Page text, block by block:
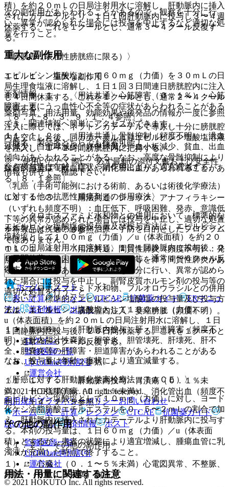
次の副作用があらわれることがあるので、観察を十分に行
い、異常が認められた場合には投与を中止するなど適切な処
置を行うこと。
重大な副作用
１１．１． 重大な副作用
１１．１．１． 〈用法共通〉心筋障害（０．１％）：心筋
障害、更にうっ血性心不全等の症状があらわれることがある
〔８．１−８．３、９．１．４参照〕。
１１．１．２． 〈用法共通〉骨髄抑制（頻度不明）：汎血
球減少、白血球減少、好中球減少、血小板減少、貧血、出血
傾向があらわれることがある。なお、高度な骨髄抑制により
致命的感染症（敗血症）や消化管出血があらわれることがあ
る〔８．１参照〕。
１１．１．３． 〈用法共通〉ショック、アナフィラキシー
（いずれも頻度不明）：血圧低下、呼吸困難、発赤、意識低
下等の異常が認められた場合には投与を中止し、適切な処置
を行うこと〔８．６参照〕。
１１．１．４． 〈用法共通〉間質性肺炎（頻度不明）：発
熱、咳嗽、呼吸困難、胸部Ｘ線異常等を伴う間質性肺炎があ
らわれることがあるので、観察を十分に行い、異常が認めら
れた場合には投与を中止し、副腎皮質ホルモン剤の投与等の
適切な処置を行うこと。
１１．１．５． 〈膀胱腔内注入〉萎縮膀胱（頻度不明）。
１１．１．６． 〈肝動脈内投与〉肝・胆道障害（頻度不
明）：肝内胆汁性嚢胞、胆管炎、胆管壊死、肝壊死、肝不
全、胆嚢炎等の肝障害・胆道障害があらわれることがある
〔８．５、９．３．２参照〕。
１１．１．７． 〈肝動脈内投与〉胃潰瘍（０．１％未
満）、十二指腸潰瘍（０．１％未満）、消化管出血（頻度不
明）〔１４．２．５参照〕。
その他の副作用
１１．２． その他の副作用
１）． 心臓：（０．１〜５％未満）心電図異常、不整脈、
頻脈、（０．１％未満）胸痛。
積）を約２０ｍＬの日局注射用水に溶解し、肝動脈内に挿入
されたカテーテルより、１日１回肝動脈内に投与し３〜４週
休薬する。これを１クールとし、通常３〜４クール反復す
る。
〈膀胱癌（表在性膀胱癌に限る）〉
エピルビシン塩酸塩として６０ｍｇ（力価）を３０ｍＬの日
局生理食塩液に溶解し、１日１回３日間連日膀胱腔内に注入
し４日間休薬する。これを１クールとし、通常２〜４クール
反復する。
注入に際しては、ネラトンカテーテルで導尿し十分に膀胱腔
内を空にした後、同カテーテルよりエピルビシン塩酸塩溶液
を注入し、１〜２時間膀胱腔内に把持する。
なお投与量は年齢、症状、副作用により、適宜増減する。
〈乳癌（手術可能例における術前、あるいは術後化学療法）
に対する他の抗悪性腫瘍剤との併用療法〉
・ シクロホスファミド水和物との併用において、標準的な
エピルビシン塩酸塩の投与量及び投与方法は、エピルビシン
塩酸塩として１００ｍｇ（力価）／u（体表面積）を約２０
ｍＬの日局注射用水に溶解し、１日１回静脈内に投与後、２
０日間休薬する。これを１クールとし、通常４〜６クール反
復する。
・ シクロホスファミド水和物、フルオロウラシルとの併用
において、標準的なエピルビシン塩酸塩の投与量及び投与方
法は、エピルビシン塩酸塩として１００ｍｇ（力価）／
u（体表面積）を約２０ｍＬの日局注射用水に溶解し、１日
１回静脈内に投与後、２０日間休薬する。これを１クールと
し、通常４〜６クール反復する。
なお、投与量は年齢、症状により適宜減量する。
〈肝癌に対する肝動脈化学塞栓療法（ＴＡＣＥ）〉
エピルビシン塩酸塩として１０ｍｇ（力価）に対し、ヨード
化ケシ油脂肪酸エチルエステルを０．５〜２ｍＬの割合で加
え、肝動脈内に挿入されたカテーテルより肝動脈内に投与す
る。本剤の投与量は、１日６０ｍｇ（力価）／u（体表面
積）とするが、患者の状態により適宜増減し、腫瘍血管に乳
濁液が充満した時点で終了すること。
用法・用量に関連する注意
薬剤情報
薬剤写真、用法用量、効能効果や後発品の情報が一度に参照
でき、関連情報へ簡単にアクセスができます。
一般名、製品名どちらでも検索可能！
※ ご使用いただく際に、必ず最新の添付文書および安全性
情報も併せてご確認下さい。
※本製品は疾病の診断・治療・予防を目的としたプログラム
ではありません。
ホーム
ノート
表・計算
レジメン CTCAE 抗菌薬ガイド
ERマニュ
アル
薬剤情報 ポスト
新規登録
ログイン
監修医師一覧
UpToDate特別割引
運営会社
© 2021 HOKUTO Inc. All rights reserved.
利用規約プライバシーポリシーお問い合わせ
ホーム
表・計算 レジメン CTCAE
抗菌薬ガイド
ERマニュアル
薬剤情報 ポスト
監修医師一覧
UpToDate特別割引
運営会社
© 2021 HOKUTO Inc. All rights reserved.